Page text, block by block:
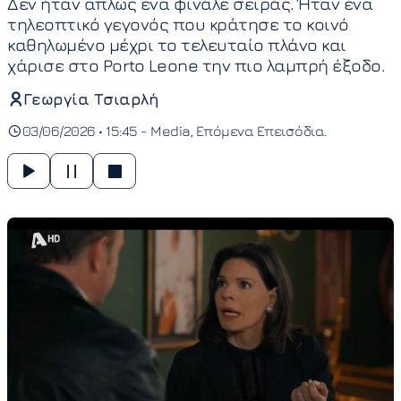
τηλεοπτικό γεγονός που κράτησε το κοινό
καθηλωμένο μέχρι το τελευταίο πλάνο και
χάρισε στο Porto Leone την πιο λαμπρή έξοδο.
Γεωργία Τσιαρλή
03/06/2026 • 15:45 - Media Επόμενα Επεισόδια